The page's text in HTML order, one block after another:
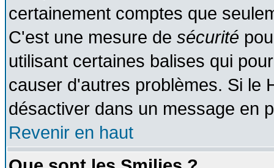
certainement comptes que
C'est une mesure de sécurité
utilisant certaines balises qui
causer d'autres problèmes. Si le
désactiver dans un message en
Revenir en haut